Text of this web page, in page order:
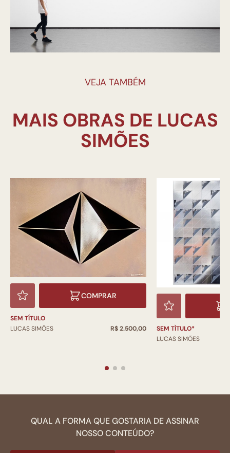
VEJA TAMBÉM
MAIS OBRAS DE LUCAS
COMPRAR
SEM TÍTULO
LUCAS SIMÕES
R$ 2.500,00
SEM TÌTULO*
LUCAS SIMÕES
QUAL A FORMA QUE GOSTARIA DE ASSINAR
NOSSO CONTEÚDO?